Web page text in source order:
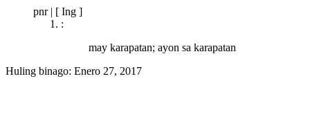
pnr | [ Ing ]
:
may karapatan; ayon sa karapatan
Huling binago: Enero 27, 2017